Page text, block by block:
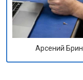
Арсений Брин